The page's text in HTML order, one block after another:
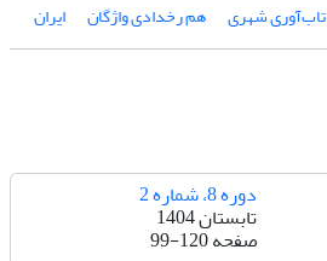
تاب‌آوری شهری هم رخدادی واژگان ایران
دوره 8، شماره 2
تابستان 1404
صفحه99-120